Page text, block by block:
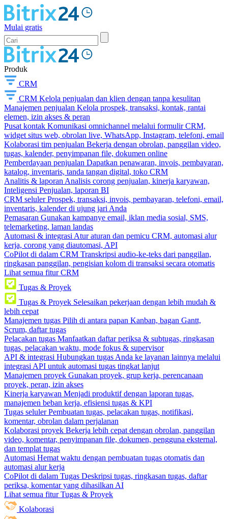
Mulai gratis
Produk
CRM
CRM Kelola penjualan dan klien dengan tanpa kesulitan
Manajemen penjualan Kelola prospek, transaksi, kontak, rantai
elemen, izin akses & peran
Pusat kontak Komunikasi omnichannel melalui formulir CRM,
widget situs web, obrolan live, WhatsApp, Instagram, telefoni, email
Kolaborasi tim penjualan Bekerja dengan obrolan, panggilan video,
tugas, kalender, penyimpanan file, dokumen online
Pemberdayaan penjualan Dapatkan penawaran, invois, pembayaran,
katalog, inventaris, tanda tangan digital, toko CRM
Analitis & laporan Analisis corong penjualan, kinerja karyawan,
Inteligensi Penjualan, laporan BI
CRM seluler Prospek, transaksi, invois, pembayaran, telefoni, email,
inventaris, kalender di ujung jari Anda
Pemasaran Gunakan kampanye email, iklan media sosial, SMS,
telemarketing, laman landas
Automasi & integrasi Atur aturan dan pemicu CRM, automasi alur
kerja, corong yang diautomasi, API
CoPilot di dalam CRM Transkripsi audio-ke-teks dari panggilan,
ringkasan panggilan, pengisian kolom di transaksi secara otomatis
Lihat semua fitur CRM
Tugas & Proyek
Tugas & Proyek Selesaikan pekerjaan dengan lebih mudah &
lebih cepat
Manajemen tugas Pilih di antara papan Kanban, bagan Gantt,
Scrum, daftar tugas
Pelacakan tugas Manfaatkan daftar periksa & subtugas, ringkasan
tugas, pelacakan waktu, mode fokus & supervisor
API & integrasi Hubungkan tugas Anda ke layanan lainnya melalui
integrasi API untuk automasi tugas tingkat lanjut
Manajemen proyek Gunakan proyek, grup kerja, perencanaan
proyek, peran, izin akses
Kinerja karyawan Menjadi produktif dengan laporan tugas,
manajemen beban kerja, efisiensi tugas & KPI
Tugas seluler Pembuatan tugas, pelacakan tugas, notifikasi,
komentar, obrolan dalam perjalanan
Kolaborasi proyek Bekerja lebih cepat dengan obrolan, panggilan
video, komentar, penyimpanan file, dokumen, pengguna eksternal,
dan templat tugas
Automasi Hemat waktu dengan pembuatan tugas otomatis dan
automasi alur kerja
CoPilot di dalam Tugas Deskripsi tugas, ringkasan tugas, daftar
periksa, komentar yang dihasilkan AI
Lihat semua fitur Tugas & Proyek
Kolaborasi